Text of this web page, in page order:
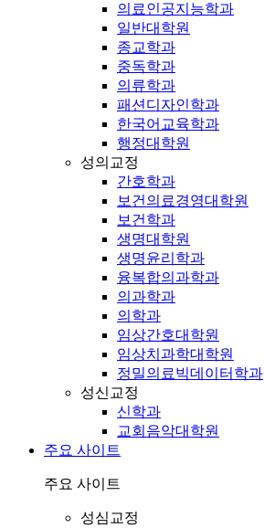
의료인공지능학과
일반대학원
종교학과
중독학과
의류학과
패션디자인학과
한국어교육학과
행정대학원
성의교정
간호학과
보건의료경영대학원
보건학과
생명대학원
생명윤리학과
융복합의과학과
의과학과
의학과
임상간호대학원
임상치과학대학원
정밀의료빅데이터학과
성신교정
신학과
교회음악대학원
주요 사이트
주요 사이트
성심교정